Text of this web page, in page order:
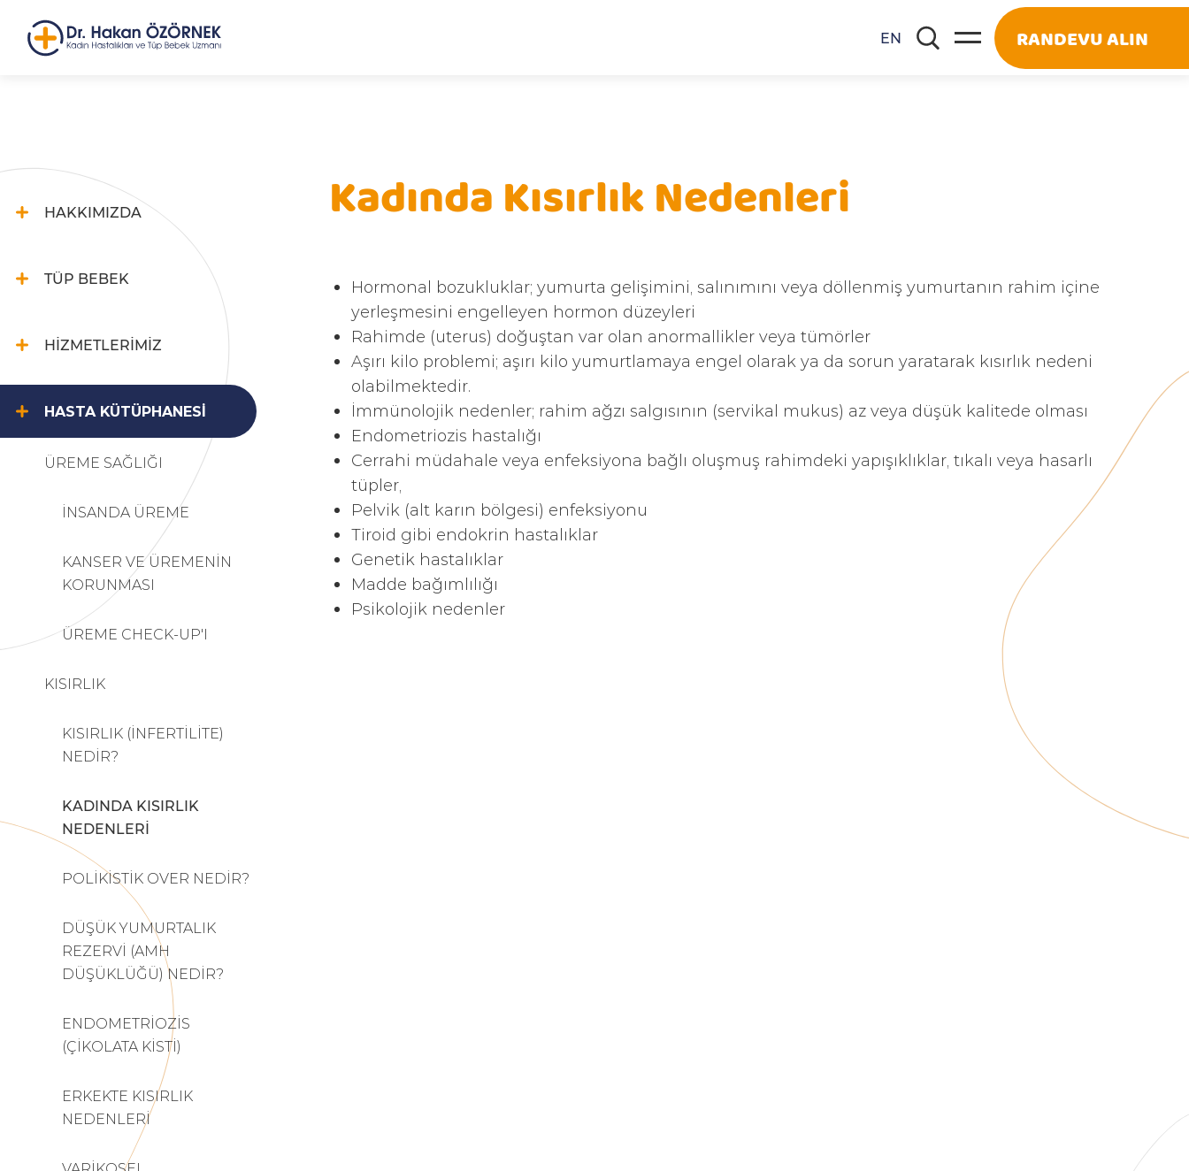
EN RANDEVU ALIN
HAKKIMIZDA
TÜP BEBEK
HİZMETLERİMİZ
HASTA KÜTÜPHANESİ
ÜREME SAĞLIĞI
İNSANDA ÜREME
KANSER VE ÜREMENİN
KORUNMASI
ÜREME CHECK-UP'I
KISIRLIK
KISIRLIK (İNFERTİLİTE)
NEDİR?
KADINDA KISIRLIK
NEDENLERİ
POLİKİSTİK OVER NEDİR?
DÜŞÜK YUMURTALIK
REZERVİ (AMH
DÜŞÜKLÜĞÜ) NEDİR?
ENDOMETRİOZİS
(ÇİKOLATA KİSTİ)
ERKEKTE KISIRLIK
NEDENLERİ
Kadında Kısırlık Nedenleri
Hormonal bozukluklar; yumurta gelişimini, salınımını veya döllenmiş yumurtanın rahim içine
yerleşmesini engelleyen hormon düzeyleri
Rahimde (uterus) doğuştan var olan anormallikler veya tümörler
Aşırı kilo problemi; aşırı kilo yumurtlamaya engel olarak ya da sorun yaratarak kısırlık nedeni
olabilmektedir.
İmmünolojik nedenler; rahim ağzı salgısının (servikal mukus) az veya düşük kalitede olması
Endometriozis hastalığı
Cerrahi müdahale veya enfeksiyona bağlı oluşmuş rahimdeki yapışıklıklar, tıkalı veya hasarlı
tüpler,
Pelvik (alt karın bölgesi) enfeksiyonu
Tiroid gibi endokrin hastalıklar
Genetik hastalıklar
Madde bağımlılığı
Psikolojik nedenler